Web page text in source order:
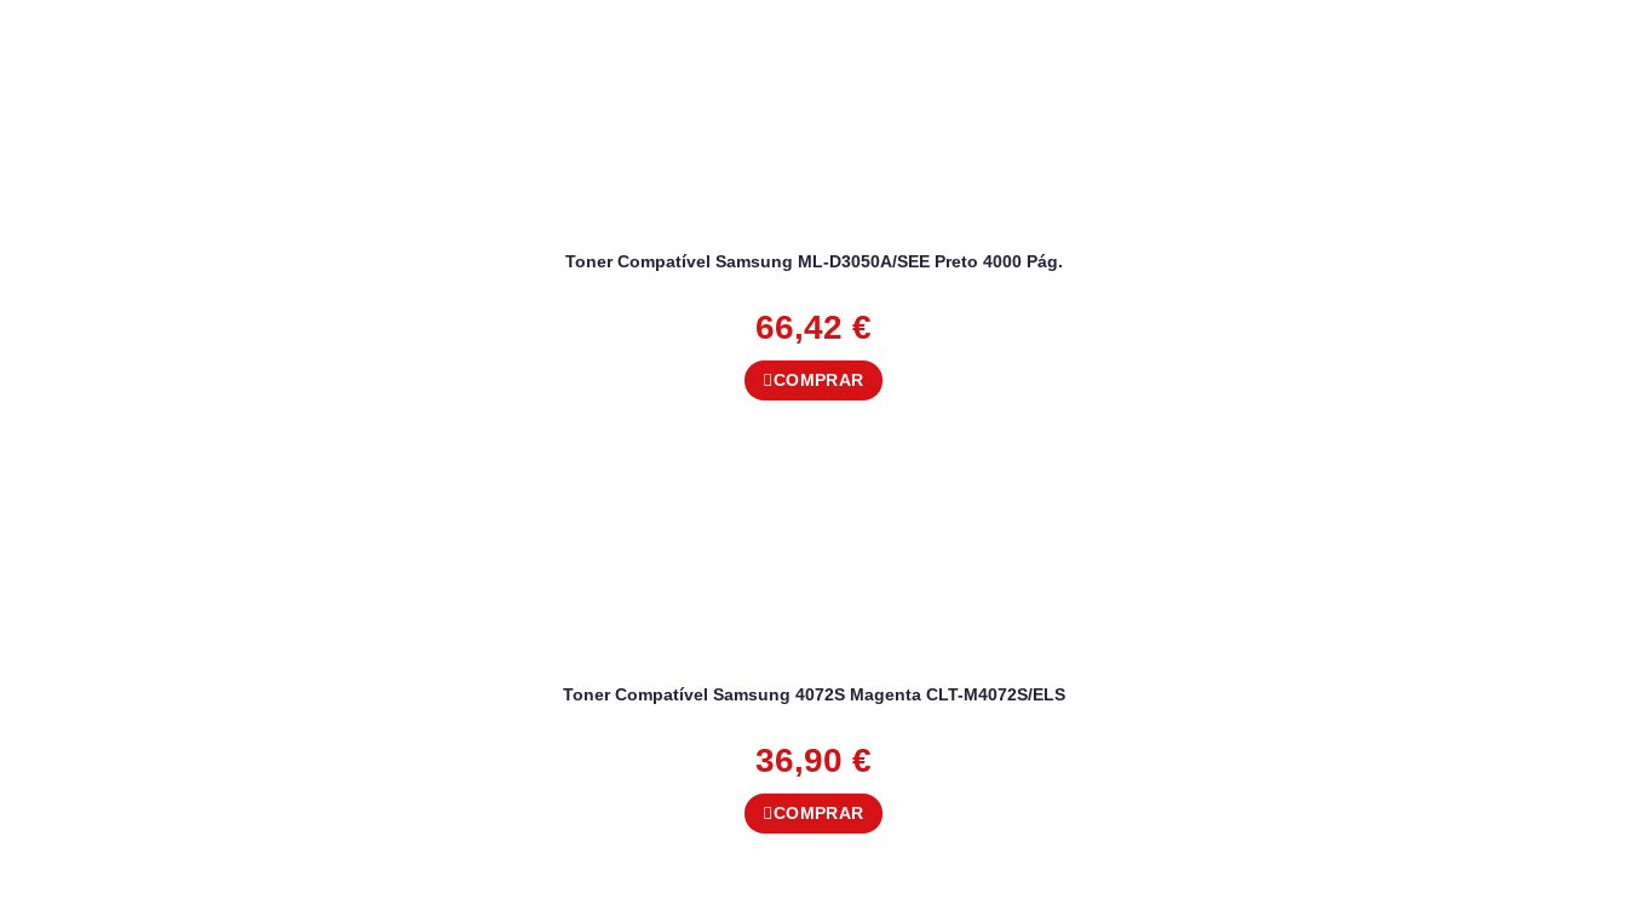
Toner Compatível Samsung ML-D3050A/SEE Preto 4000 Pág.
66,42 €
COMPRAR
Toner Compatível Samsung 4072S Magenta CLT-M4072S/ELS
36,90 €
COMPRAR